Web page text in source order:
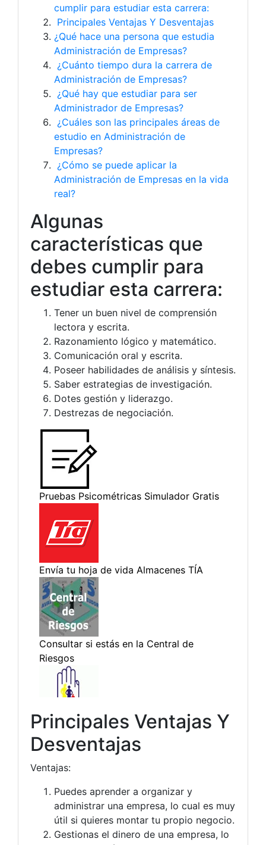
cumplir para estudiar esta carrera:
Principales Ventajas Y Desventajas
¿Qué hace una persona que estudia
Administración de Empresas?
¿Cuánto tiempo dura la carrera de
Administración de Empresas?
¿Qué hay que estudiar para ser
Administrador de Empresas?
¿Cuáles son las principales áreas de
estudio en Administración de
Empresas?
¿Cómo se puede aplicar la
Administración de Empresas en la vida
real?
Algunas
características que
debes cumplir para
estudiar esta carrera:
Tener un buen nivel de comprensión
lectora y escrita.
Razonamiento lógico y matemático.
Comunicación oral y escrita.
Poseer habilidades de análisis y síntesis.
Saber estrategias de investigación.
Dotes gestión y liderazgo.
Destrezas de negociación.
Principales Ventajas Y
Desventajas
Ventajas:
Puedes aprender a organizar y
administrar una empresa, lo cual es muy
útil si quieres montar tu propio negocio.
Gestionas el dinero de una empresa, lo